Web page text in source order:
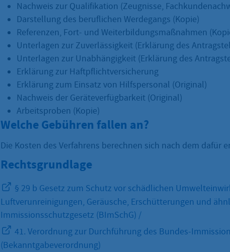
Nachweis zur Qualifikation (Zeugnisse,
Darstellung des beruflichen Werdegangs (Kopie)
Referenzen, Fort- und Weiterbildungsmaßnahmen
Unterlagen zur Zuverlässigkeit (Erklärung des
Unterlagen zur Unabhängigkeit (Erklärung des
Erklärung zur Haftpflichtversicherung
Erklärung zum Einsatz von Hilfspersonal (Original)
Nachweis der Geräteverfügbarkeit (Original)
Arbeitsproben (Kopie)
Welche Gebühren fallen an?
Die Kosten des Verfahrens berechnen sich nach dem dafür
Rechtsgrundlage
§ 29 b Gesetz zum Schutz vor schädlichen
Luftverunreinigungen, Geräusche, Erschütterungen und
Immissionsschutzgesetz (BImSchG) /
41. Verordnung zur Durchführung des Bundes-
(Bekanntgabeverordnung)